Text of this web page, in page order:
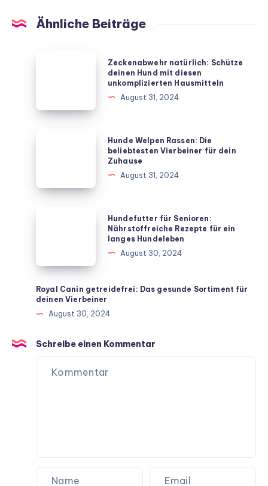
Ähnliche Beiträge
Hund
Zeckenabwehr natürlich: Schütze
deinen Hund mit diesen
unkomplizierten Hausmitteln
August 31, 2024
beliebtesten
Hunde Welpen Rassen: Die
beliebtesten Vierbeiner für dein
Zuhause
August 31, 2024
Rezepte
für
ein
langes
Hundefutter für Senioren:
Nährstoffreiche Rezepte für ein
langes Hundeleben
August 30, 2024
Royal Canin getreidefrei: Das gesunde Sortiment für
deinen Vierbeiner
August 30, 2024
Schreibe einen Kommentar